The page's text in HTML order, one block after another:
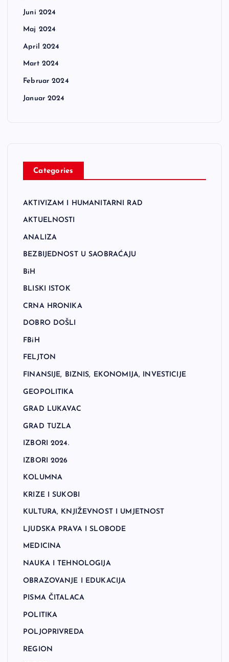
Juni 2024
Maj 2024
April 2024
Mart 2024
Februar 2024
Januar 2024
Categories
AKTIVIZAM I HUMANITARNI RAD
AKTUELNOSTI
ANALIZA
BEZBIJEDNOST U SAOBRAĆAJU
BiH
BLISKI ISTOK
CRNA HRONIKA
DOBRO DOŠLI
FBiH
FELJTON
FINANSIJE, BIZNIS, EKONOMIJA, INVESTICIJE
GEOPOLITIKA
GRAD LUKAVAC
GRAD TUZLA
IZBORI 2024.
IZBORI 2026
KOLUMNA
KRIZE I SUKOBI
KULTURA, KNJIŽEVNOST I UMJETNOST
LJUDSKA PRAVA I SLOBODE
MEDICINA
NAUKA I TEHNOLOGIJA
OBRAZOVANJE I EDUKACIJA
PISMA ČITALACA
POLITIKA
POLJOPRIVREDA
REGION